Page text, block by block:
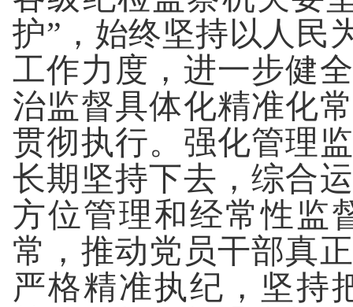
护”，始终坚持以人民
工作力度，进一步健
治监督具体化精准化
贯彻执行。强化管理
长期坚持下去，综合
方位管理和经常性监
常，推动党员干部真
严格精准执纪，坚持